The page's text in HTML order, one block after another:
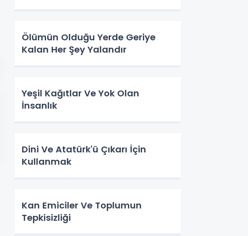
Ölümün Olduğu Yerde Geriye
Kalan Her Şey Yalandır
Yeşil Kağıtlar Ve Yok Olan
İnsanlık
Dini Ve Atatürk'ü Çıkarı İçin
Kullanmak
Kan Emiciler Ve Toplumun
Tepkisizliği